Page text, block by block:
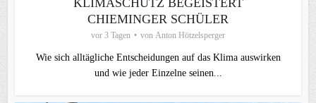
KLIMASCHUTZ BEGEISTERT
CHIEMINGER SCHÜLER
vor 3 Tagen von Anton Hötzelsperger
Wie sich alltägliche Entscheidungen auf das Klima auswirken
und wie jeder Einzelne seinen...